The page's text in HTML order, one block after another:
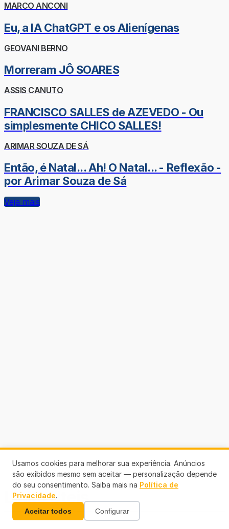
MARCO ANCONI
Eu, a IA ChatGPT e os Alienígenas
GEOVANI BERNO
Morreram JÔ SOARES
ASSIS CANUTO
FRANCISCO SALLES de AZEVEDO - Ou
simplesmente CHICO SALLES!
ARIMAR SOUZA DE SÁ
Então, é Natal... Ah! O Natal... - Reflexão -
por Arimar Souza de Sá
Veja mais
Links Úteis
Usamos cookies para melhorar sua experiência. Anúncios
são exibidos mesmo sem aceitar — personalização depende
do seu consentimento. Saiba mais na Política de
Privacidade.
Aceitar todos Configurar